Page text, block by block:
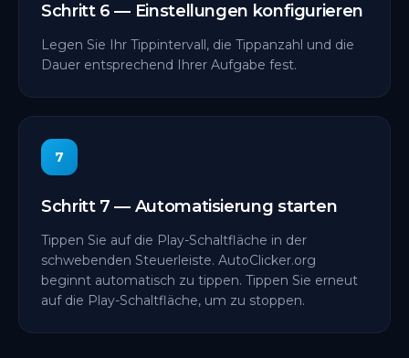
Schritt 6 — Einstellungen konfigurieren
Legen Sie Ihr Tippintervall, die Tippanzahl und die
Dauer entsprechend Ihrer Aufgabe fest.
7
Schritt 7 — Automatisierung starten
Tippen Sie auf die Play-Schaltfläche in der
schwebenden Steuerleiste. AutoClicker.org
beginnt automatisch zu tippen. Tippen Sie erneut
auf die Play-Schaltfläche, um zu stoppen.